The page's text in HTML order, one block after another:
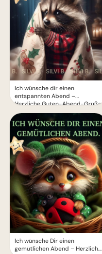
Ich wünsche dir einen
entspannten Abend –
Herzliche Guten-Abend-Grüße
zum Teilen
Ich wünsche Dir einen
gemütlichen Abend – Herzliche